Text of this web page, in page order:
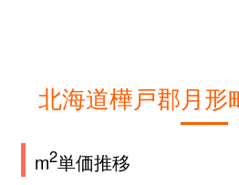
北海道樺戸郡月形
m2単価推移